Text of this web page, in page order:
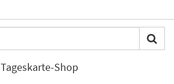
Tageskarte-Shop